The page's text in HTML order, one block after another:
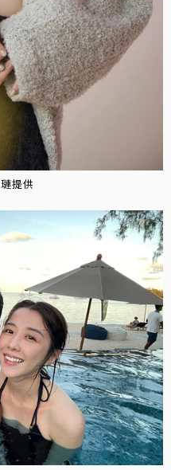
提供